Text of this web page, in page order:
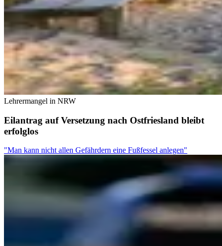
Lehrermangel in NRW
Eilantrag auf Versetzung nach Ostfriesland bleibt
erfolglos
"Man kann nicht allen Gefährdern eine Fußfessel anlegen"